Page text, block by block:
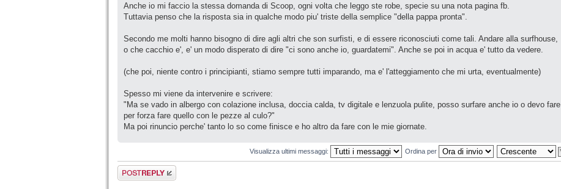
Anche io mi faccio la stessa domanda di Scoop, ogni volta che leggo ste robe, specie su una nota pagina fb.
Tuttavia penso che la risposta sia in qualche modo piu' triste della semplice "della pappa pronta".
Secondo me molti hanno bisogno di dire agli altri che son surfisti, e di essere riconosciuti come tali. Andare alla surfhouse,
o che cacchio e', e' un modo disperato di dire "ci sono anche io, guardatemi". Anche se poi in acqua e' tutto da vedere.
(che poi, niente contro i principianti, stiamo sempre tutti imparando, ma e' l'atteggiamento che mi urta, eventualmente)
Spesso mi viene da intervenire e scrivere:
"Ma se vado in albergo con colazione inclusa, doccia calda, tv digitale e lenzuola pulite, posso surfare anche io o devo fare
per forza fare quello con le pezze al culo?"
Ma poi rinuncio perche' tanto lo so come finisce e ho altro da fare con le mie giornate.
Visualizza ultimi messaggi: Ordina per
Rispondi al
messaggio